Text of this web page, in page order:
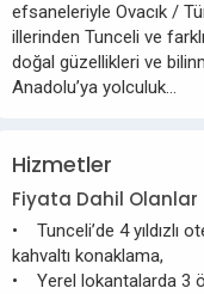
efsaneleriyle Ovacık /
illerinden Tunceli ve
doğal güzellikleri ve
Anadolu’ya yolculuk…
Hizmetler
Fiyata Dahil Olanlar
• Tunceli’de 4 yıldızlı
kahvaltı konaklama,
• Yerel lokantalarda 3